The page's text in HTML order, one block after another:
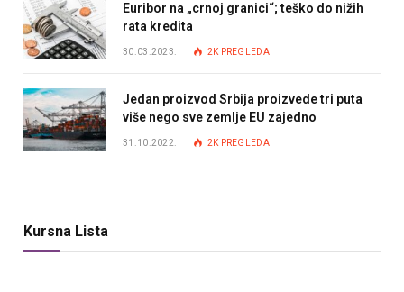
Euribor na „crnoj granici“; teško do nižih
rata kredita
30.03.2023. 2K PREGLEDA
Jedan proizvod Srbija proizvede tri puta
više nego sve zemlje EU zajedno
31.10.2022. 2K PREGLEDA
Kursna Lista